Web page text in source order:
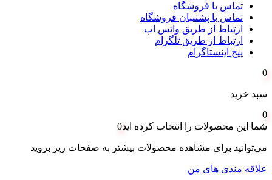
تماس با فروشگاه
تماس با پشتیبان فروشگاه
ارتباط از طریق واتس اپ
ارتباط از طریق تلگرام
پیج اینستاگرام
0
سبد خرید
0
شما این محصولات را انتخاب کرده اید0
می‌توانید برای مشاهده محصولات بیشتر به صفحات زیر بروید
علاقه مندی های من